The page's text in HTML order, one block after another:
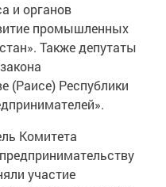
и органов
промышленных
Также депутаты
(Раисе) Республики
Комитета
участие